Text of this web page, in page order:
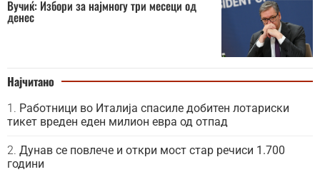
Вучиќ: Избори за најмногу три месеци од
денес
Најчитано
Работници во Италија спасиле добитен лотариски
тикет вреден еден милион евра од отпад
Дунав се повлече и откри мост стар речиси 1.700
години